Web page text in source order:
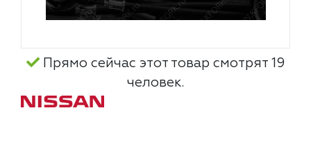
Прямо сейчас этот товар смотрят 19
человек.